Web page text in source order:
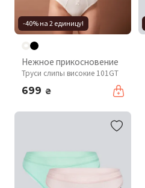
-40% на 2 единицу!
Нежное прикосновение
Труси слипы високие 101GT
699 ₴